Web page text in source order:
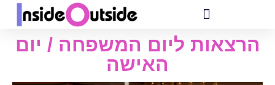
הרצאות ליום המשפחה / יום
האישה